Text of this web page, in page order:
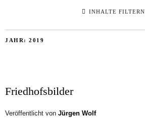
INHALTE FILTERN
JAHR: 2019
Friedhofsbilder
Veröffentlicht von Jürgen Wolf